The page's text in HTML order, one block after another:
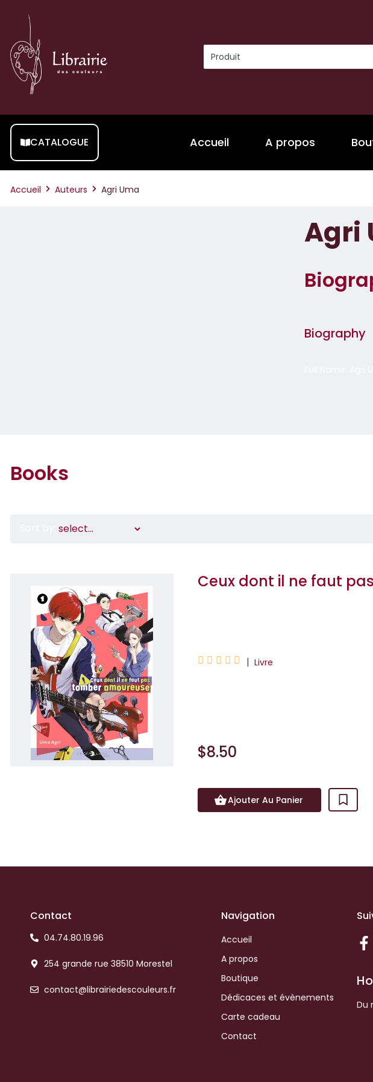
CATALOGUE Accueil A propos
Accueil Auteurs Agri Uma
Agri
Biography
Books
Ceux dont il ne faut
     | Livre
$8.50
Ajouter Au Panier
Contact
04.74.80.19.96
254 grande rue 38510 Morestel
contact@librairiedescouleurs.fr
Navigation
Accueil
A propos
Boutique
Dédicaces et évènements
Carte cadeau
Contact
Du